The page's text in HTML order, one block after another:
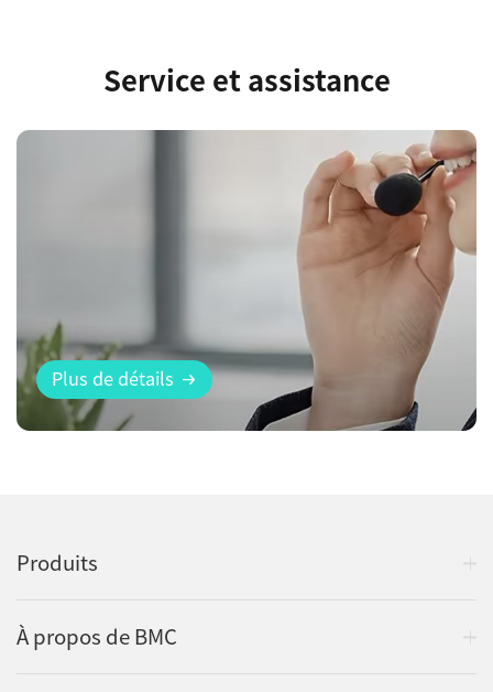
Service et assistance
Plus de détails
Produits
À propos de BMC